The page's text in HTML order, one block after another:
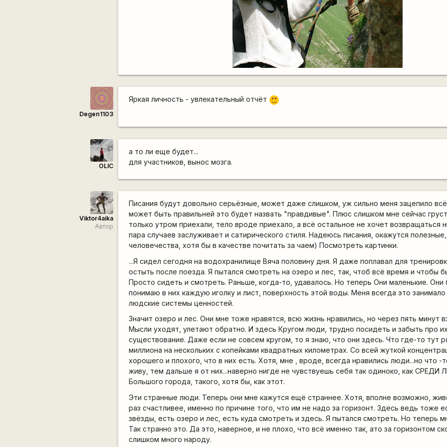
Degen1103
Яркая личность - увлекательный отчёт :)
OLIC
а то ли еще будет...
для участников, вынос мозга.
Viktor4aika
Автор
Писания будут довольно серьёзные, может даже слишком, уж сильно меня зацепило
может быть правильней это будет назвать "правдивые". Плюс слишком мне сейчас
только утром приехали, тело вроде приехало, а всё остальное не хочет возвращаться
пара случаев заслуживает и сатирического стиля. Надеюсь писания, окажутся
человечества, хотя бы в качестве почитать за чаем) Посмотреть картинки.
...Я сидел сегодня на водохранилище Вяча половину дня. Я даже поплавал для
остыть после поезда. Я пытался смотреть на озеро и лес, так, чтоб всё время и чтобы
Просто сидеть и смотреть. Раньше, когда-то, удавалось. Но теперь Они маленькие. Они
понимаю в них каждую иголку и лист, поверхность этой воды. Меня всегда это
людские системы ценностей.
Значит озеро и лес. Они мне тоже нравятся, всю жизнь нравились, но через пять минут
Мысли уходят, улетают обратно. И здесь Кругом люди, трудно посидеть и забыть про их
существование. Даже если не совсем кругом, то я знаю, что они здесь. Что где-то тут
миллиона на нескольких с копейками квадратных километрах. Со всей жуткой
хорошего и плохого, что в них есть. Хотя, мне , вроде, всегда нравились люди...но что -
живу, тем дальше я от них...наверно нигде не чувствуешь себя так одиноко, как
Большого города, такого, хотя бы, как этот.
Эти странные люди. Теперь они мне кажутся ещё страннее. Хотя, вполне возможно,
раз счастливее, именно по причине того, что им не надо за горизонт. Здесь ведь тоже
звёзды, есть озеро и лес, есть куда смотреть и здесь. Я пытался смотреть. Но теперь
Так странно это. Да это, наверное, и не плохо, что всё именно так, ато за горизонтом
слишком много народу.